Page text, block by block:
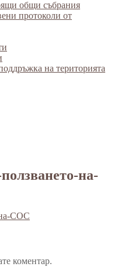
общи събрания
протоколи от
на територията
на-
на-СОС
коментар.